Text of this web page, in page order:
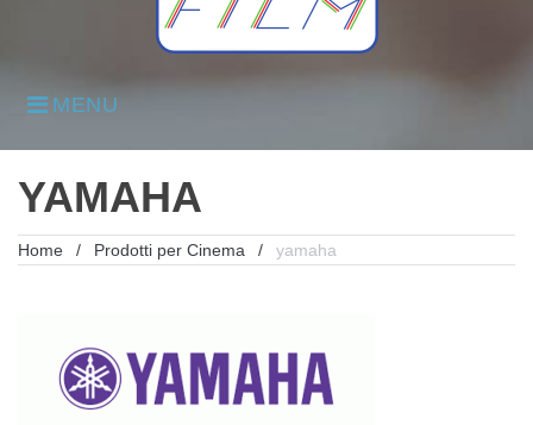
MENU
YAMAHA
Home / Prodotti per Cinema / yamaha